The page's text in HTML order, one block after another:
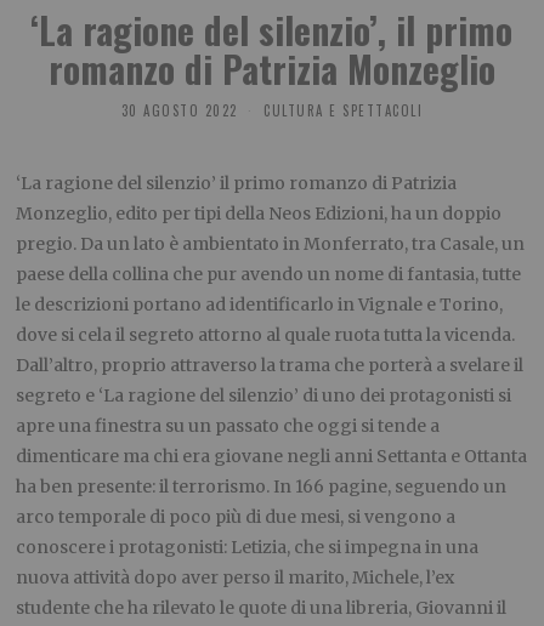
‘La ragione del silenzio’, il primo
romanzo di Patrizia Monzeglio
30 AGOSTO 2022 CULTURA E SPETTACOLI
‘La ragione del silenzio’ il primo romanzo di Patrizia
Monzeglio, edito per tipi della Neos Edizioni,ha un doppio
pregio. Da un lato è ambientato in Monferrato, tra Casale, un
paese della collina che pur avendo un nome di fantasia, tutte
le descrizioni portano adidentificarlo in Vignale e Torino,
dove si cela il segreto attorno al quale ruota tutta la vicenda.
Dall’altro, proprio attraverso la trama che porterà a svelare il
segreto e ‘La ragione del silenzio’ di uno dei protagonisti si
apre una finestra su un passato che oggi si tende a
dimenticare ma chi era giovane negli anni Settanta e Ottanta
ha ben presente: il terrorismo. In 166 pagine, seguendo un
arco temporale di poco più di due mesi, si vengono a
conoscere i protagonisti: Letizia, che si impegna in una
nuova attività dopo aver perso il marito, Michele, l’ex
studente che ha rilevato le quote di una libreria, Giovanni il